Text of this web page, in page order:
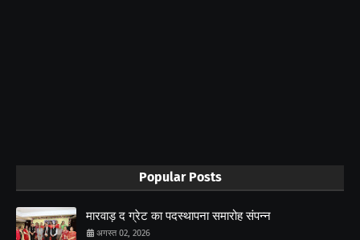
Popular Posts
मारवाड़ द ग्रेट का पदस्थापना समारोह संपन्न
अगस्त 02, 2026